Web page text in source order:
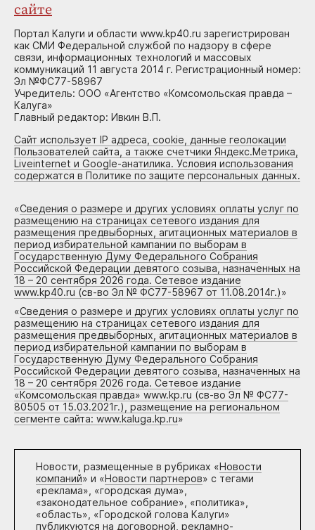
сайте
Портал Калуги и области www.kp40.ru зарегистрирован
как СМИ Федеральной службой по надзору в сфере
связи, информационных технологий и массовых
коммуникаций 11 августа 2014 г. Регистрационный номер:
Эл №ФС77-58967
Учредитель: ООО «Агентство «Комсомольская правда –
Калуга»
Главный редактор: Ивкин В.П.
Сайт использует IP адреса, cookie, данные геолокации
Пользователей сайта, а также счетчики Яндекс.Метрика,
Liveinternet и Google-анатилика. Условия использования
содержатся в Политике по защите персональных данных.
«Сведения о размере и других условиях оплаты услуг по
размещению на страницах сетевого издания для
размещения предвыборных, агитационных материалов в
период избирательной кампании по выборам в
Государственную Думу Федерального Собрания
Российской Федерации девятого созыва, назначенных на
18 – 20 сентября 2026 года. Сетевое издание
www.kp40.ru (св-во Эл № ФС77-58967 от 11.08.2014г.)»
«Сведения о размере и других условиях оплаты услуг по
размещению на страницах сетевого издания для
размещения предвыборных, агитационных материалов в
период избирательной кампании по выборам в
Государственную Думу Федерального Собрания
Российской Федерации девятого созыва, назначенных на
18 – 20 сентября 2026 года. Сетевое издание
«Комсомольская правда» www.kp.ru (св-во Эл № ФС77-
80505 от 15.03.2021г.), размещение на региональном
сегменте сайта: www.kaluga.kp.ru»
Новости, размещенные в рубриках «Новости
компаний» и «Новости партнеров» с тегами
«реклама», «городская дума»,
«законодательное собрание», «политика»,
«область», «Городской голова Калуги»
публикуются на договорной, рекламно-